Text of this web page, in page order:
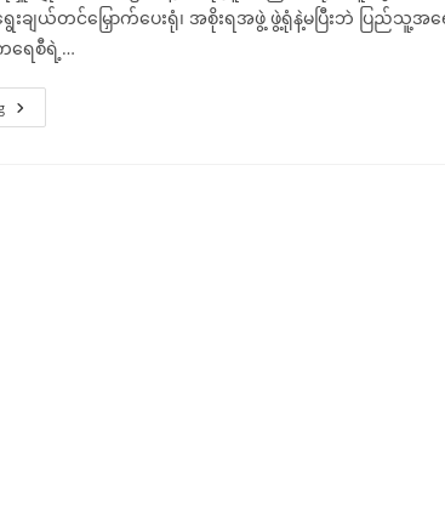
ချယ်တင်မြှောက်ပေးရုံ၊ အစိုးရအဖွဲ့ ဖွဲ့ရုံနဲ့မပြီးဘဲ ပြည်သူ့
ရေစီရဲ့…
ပြည်
သူ